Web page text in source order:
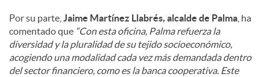
Por su parte, Jaime Martínez Llabrés, alcalde de Palma , ha
comentado que “Con esta oficina, Palma refuerza la
diversidad y la pluralidad de su tejido socioeconómico,
acogiendo una modalidad cada vez más demandada dentro
del sector financiero, como es la banca cooperativa. Este